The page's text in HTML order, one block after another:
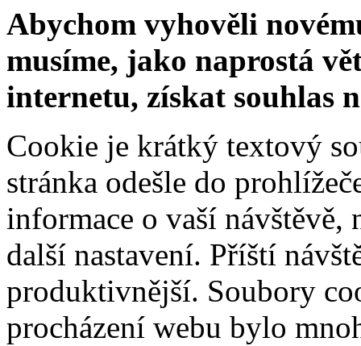
Abychom vyhověli
musíme, jako naprostá
internetu, získat souhlas
Cookie je krátký textový
stránka odešle do
informace o vaší
další nastavení. Příští
produktivnější. Soubory
procházení webu bylo